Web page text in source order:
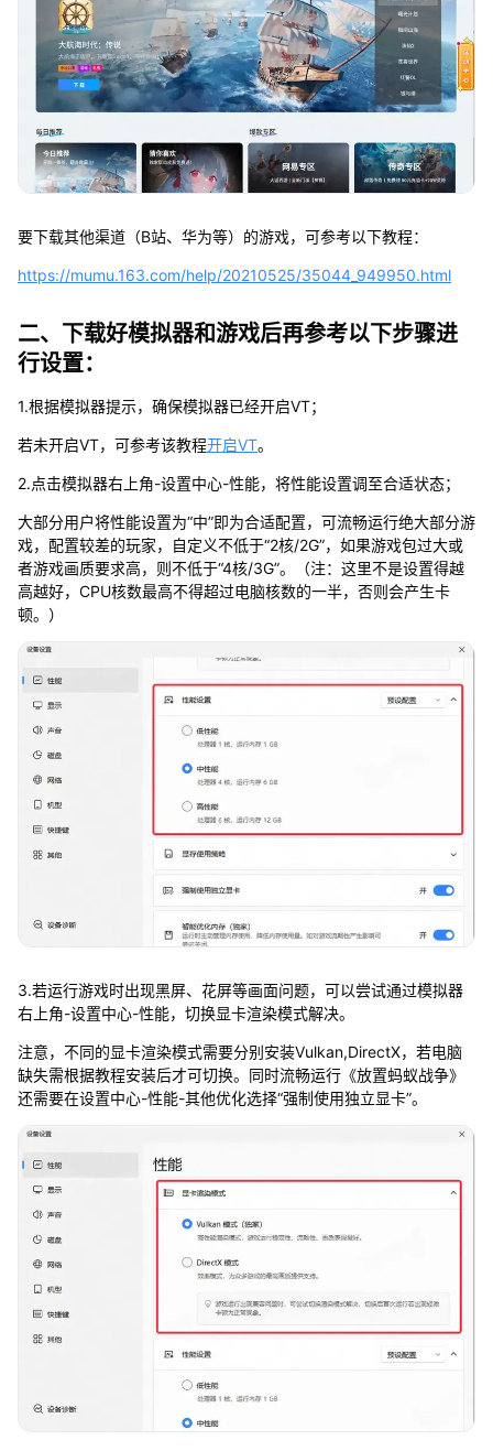
要下载其他渠道（B站、华为等）的游戏，可参考以下教程：
https://mumu.163.com/help/20210525/35044_949950.html
二、下载好模拟器和游戏后再参考以下步骤进
行设置：
1.根据模拟器提示，确保模拟器已经开启VT；
若未开启VT，可参考该教程开启VT。
2.点击模拟器右上角-设置中心-性能，将性能设置调至合适状态；
大部分用户将性能设置为“中”即为合适配置，可流畅运行绝大部分游
戏，配置较差的玩家，自定义不低于“2核/2G”，如果游戏包过大或
者游戏画质要求高，则不低于“4核/3G”。（注：这里不是设置得越
高越好，CPU核数最高不得超过电脑核数的一半，否则会产生卡
顿。）
3.若运行游戏时出现黑屏、花屏等画面问题，可以尝试通过模拟器
右上角-设置中心-性能，切换显卡渲染模式解决。
注意，不同的显卡渲染模式需要分别安装Vulkan,DirectX，若电脑
缺失需根据教程安装后才可切换。同时流畅运行《放置蚂蚁战争》
还需要在设置中心-性能-其他优化选择“强制使用独立显卡”。